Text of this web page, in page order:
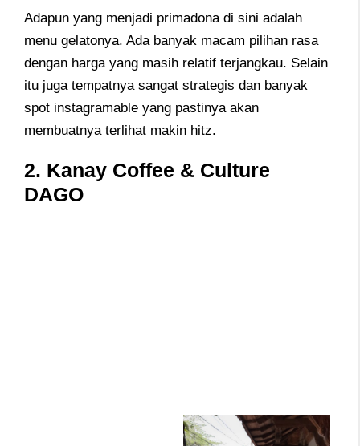
Adapun yang menjadi primadona di sini adalah
menu gelatonya. Ada banyak macam pilihan rasa
dengan harga yang masih relatif terjangkau. Selain
itu juga tempatnya sangat strategis dan banyak
spot instagramable yang pastinya akan
membuatnya terlihat makin hitz.
2. Kanay Coffee & Culture
DAGO